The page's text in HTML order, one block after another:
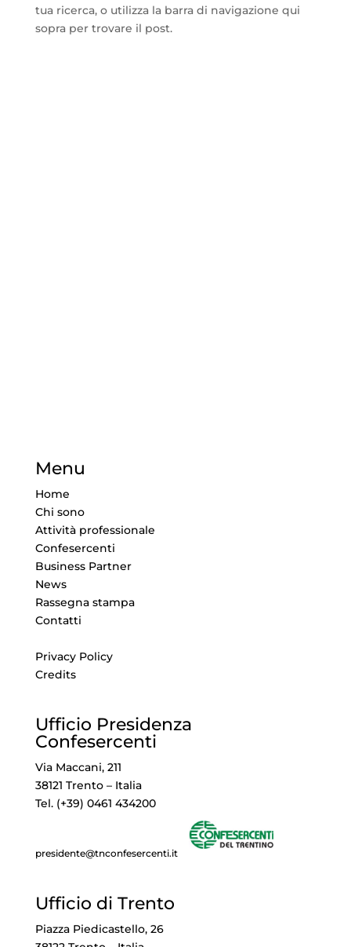
tua ricerca, o utilizza la barra di navigazione qui
sopra per trovare il post.
Menu
Home
Chi sono
Attività professionale
Confesercenti
Business Partner
News
Rassegna stampa
Contatti
Privacy Policy
Credits
Ufficio Presidenza
Confesercenti
Via Maccani, 211
38121 Trento – Italia
Tel. (+39) 0461 434200
presidente@tnconfesercenti.it
Ufficio di Trento
Piazza Piedicastello, 26